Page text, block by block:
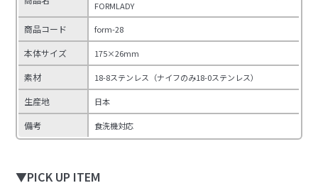
FORMLADY
商品コード form-28
本体サイズ 175×26mm
素材 18-8ステンレス（ナイフのみ18-0ステンレス）
生産地 日本
備考 食洗機対応
▼PICK UP ITEM